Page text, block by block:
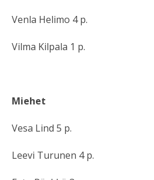
Venla Helimo 4 p.
Vilma Kilpala 1 p.
Miehet
Vesa Lind 5 p.
Leevi Turunen 4 p.